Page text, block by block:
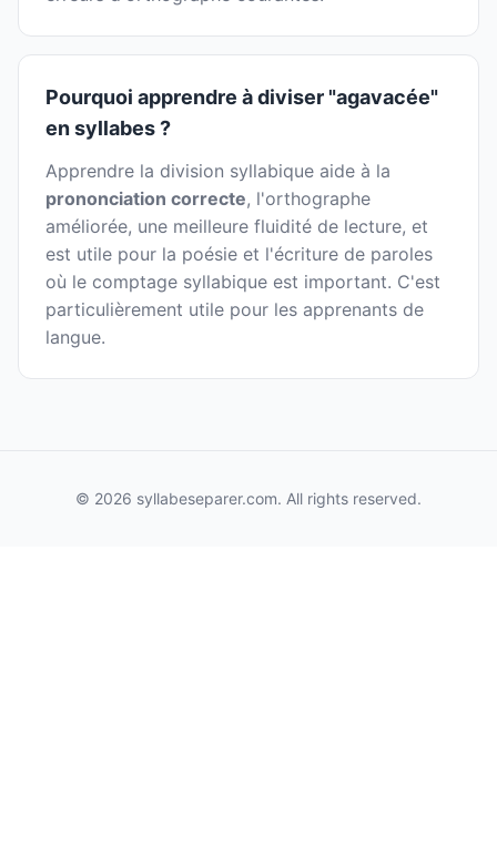
Pourquoi apprendre à diviser "agavacée"
en syllabes ?
Apprendre la division syllabique aide à la
prononciation correcte, l'orthographe
améliorée, une meilleure fluidité de lecture, et
est utile pour la poésie et l'écriture de paroles
où le comptage syllabique est important. C'est
particulièrement utile pour les apprenants de
langue.
© 2026 syllabeseparer.com. All rights reserved.